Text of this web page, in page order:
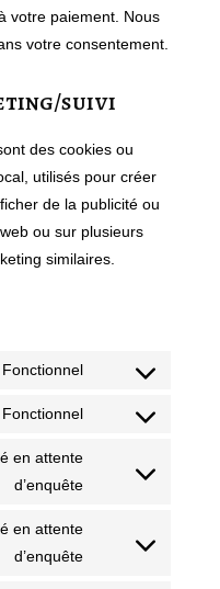
votre paiement. Nous
votre consentement.
suivi
des cookies ou
utilisés pour créer
de la publicité ou
ou sur plusieurs
similaires.
Fonctionnel
Consent
wordpress
Fonctionnel
Consent
service
en attente
d’enquête
Consent
service
en attente
d’enquête
Consent